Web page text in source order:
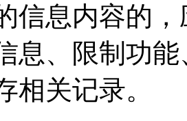
信息内容的
息、限制功
相关记录。